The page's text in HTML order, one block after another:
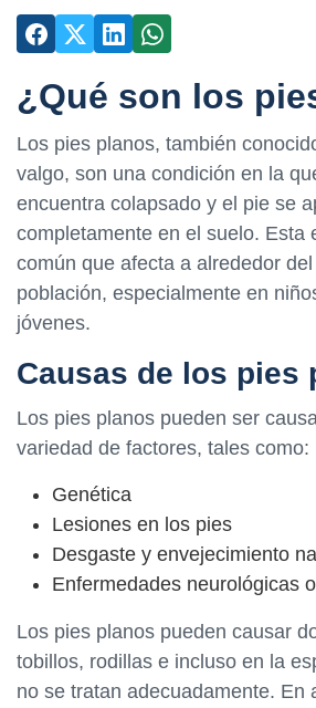
¿Qué son los
Los pies planos, también
valgo, son una condición en la
encuentra colapsado y el pie se
completamente en el suelo. Esta
común que afecta a alrededor
población, especialmente en
jóvenes.
Causas de los pies
Los pies planos pueden ser
variedad de factores, tales como:
Genética
Lesiones en los pies
Desgaste y envejecimiento
Enfermedades neurológicas
Los pies planos pueden causar
tobillos, rodillas e incluso en la
no se tratan adecuadamente. En